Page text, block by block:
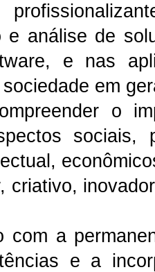
e análise de
e nas
em
o
criativo,
com a
e a